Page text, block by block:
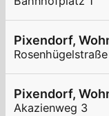
Pixendorf,
Rosenhügelstraße
Pixendorf,
Akazienweg 3